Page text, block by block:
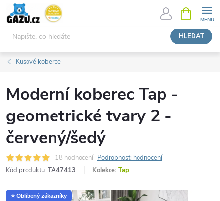
Přejít
obsah
HLEDAT
NÁKUPNÍ
KOŠÍK
Kusové koberce
Moderní koberec Tap -
geometrické tvary 2 -
červený/šedý
18 hodnocení Podrobnosti hodnocení
Kód produktu: TA47413 Kolekce: Tap
⭐ Oblíbený zákazníky